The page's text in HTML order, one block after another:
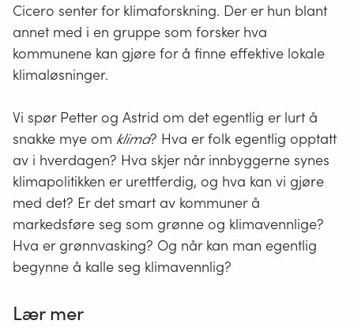
Cicero senter for klimaforskning. Der er hun blant
annet med i en gruppe som forsker hva
kommunene kan gjøre for å finne effektive lokale
klimaløsninger.
Vi spør Petter og Astrid om det egentlig er lurt å
snakke mye om klima? Hva er folk egentlig opptatt
av i hverdagen? Hva skjer når innbyggerne synes
klimapolitikken er urettferdig, og hva kan vi gjøre
med det? Er det smart av kommuner å
markedsføre seg som grønne og klimavennlige?
Hva er grønnvasking? Og når kan man egentlig
begynne å kalle seg klimavennlig?
Lær mer